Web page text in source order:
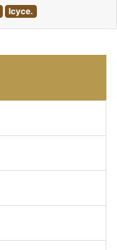
Ісусе.